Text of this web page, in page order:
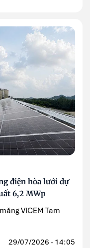
điện hòa lưới dự
6,2 MWp
VICEM Tam
29/07/2026 - 14:05